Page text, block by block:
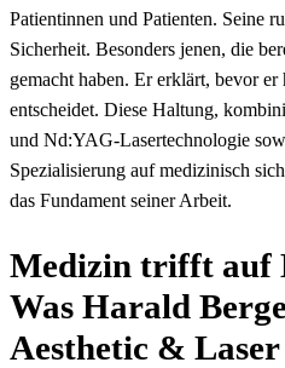
Patientinnen und Patienten. Seine
Sicherheit. Besonders jenen, die
gemacht haben. Er erklärt, bevor
entscheidet. Diese Haltung,
und Nd:YAG-Lasertechnologie
Spezialisierung auf medizinisch
das Fundament seiner Arbeit.
Medizin trifft auf
Was Harald
Aesthetic & Laser